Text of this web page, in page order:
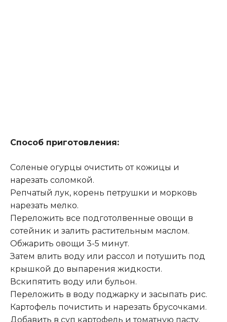
Способ приготовления:
Соленые огурцы очистить от кожицы и
нарезать соломкой.
Репчатый лук, корень петрушки и морковь
нарезать мелко.
Переложить все подготолвенные овощи в
сотейник и залить растительным маслом.
Обжарить овощи 3-5 минут.
Затем влить воду или рассол и потушить под
крышкой до выпарения жидкости.
Вскипятить воду или бульон.
Переложить в воду поджарку и засыпать рис.
Картофель почистить и нарезать брусочками.
Добавить в суп картофель и томатную пасту.